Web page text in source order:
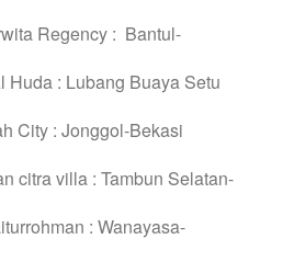
Regency :  Bantul-
Huda : Lubang Buaya Setu
City : Jonggol-Bekasi
citra villa : Tambun Selatan-
: Wanayasa-